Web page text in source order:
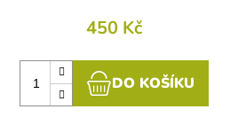
450 Kč
DO KOŠÍKU